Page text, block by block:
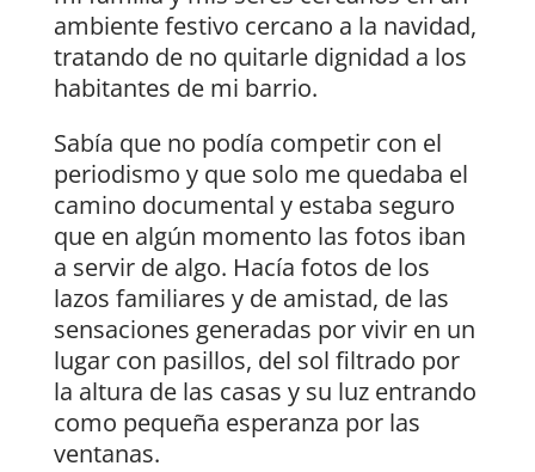
ambiente festivo cercano a la navidad,
tratando de no quitarle dignidad a los
habitantes de mi barrio.
Sabía que no podía competir con el
periodismo y que solo me quedaba el
camino documental y estaba seguro
que en algún momento las fotos iban
a servir de algo. Hacía fotos de los
lazos familiares y de amistad, de las
sensaciones generadas por vivir en un
lugar con pasillos, del sol filtrado por
la altura de las casas y su luz entrando
como pequeña esperanza por las
ventanas.